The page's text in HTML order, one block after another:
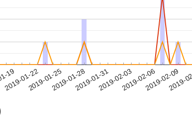
19
2019-01-222019-01-252019-01-282019-01-312019-02-032019-02-062019-02-09
2019-